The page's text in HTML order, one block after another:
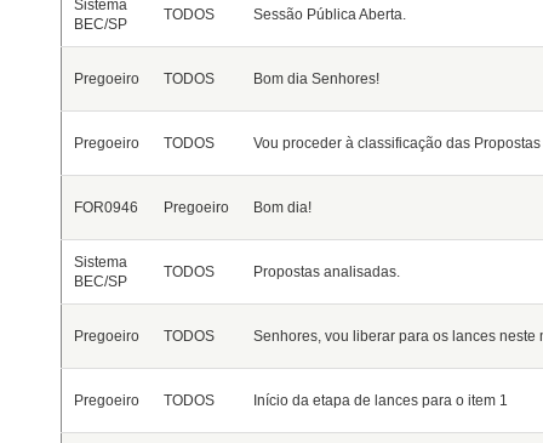
Sistema
BEC/SP
TODOS Sessão Pública Aberta.
Pregoeiro TODOS Bom dia Senhores!
Pregoeiro TODOS Vou proceder à classificação das
FOR0946 Pregoeiro Bom dia!
Sistema
BEC/SP
TODOS Propostas analisadas.
Pregoeiro TODOS Senhores, vou liberar para os lances neste
Pregoeiro TODOS Início da etapa de lances para o item 1